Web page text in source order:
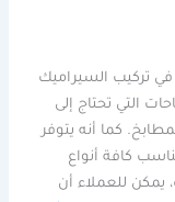
في تركيب السيراميك
التي تحتاج إلى
كما أنه يتوفر
كافة أنواع
يمكن للعملاء أن